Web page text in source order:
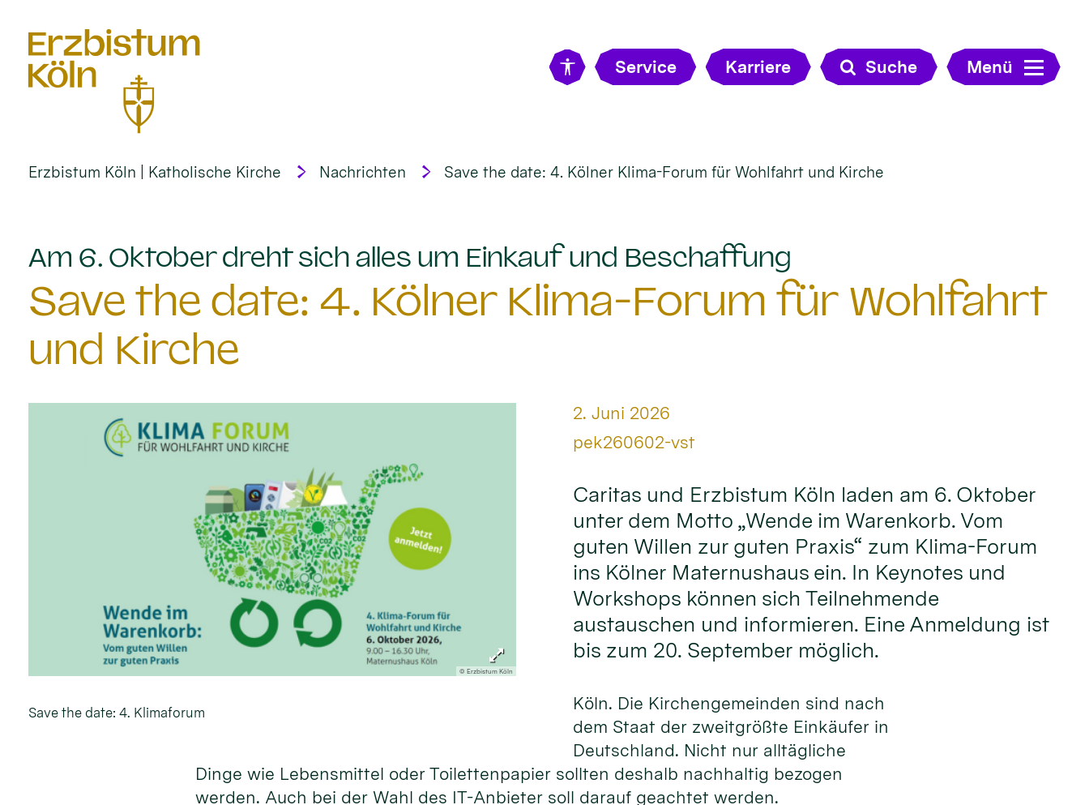
Service Karriere Suche Menü
Erzbistum Köln | Katholische Kirche Nachrichten Save the date: 4. Kölner Klima-Forum für Wohlfahrt und Kirche
Am 6. Oktober dreht sich alles um Einkauf und Beschaffung
Save the date: 4. Kölner Klima-Forum für Wohlfahrt
und Kirche
© Erzbistum Köln
Save the date: 4. Klimaforum
Datum:
2. Juni 2026
Von:
pek260602-vst
Caritas und Erzbistum Köln laden am 6. Oktober
unter dem Motto „Wende im Warenkorb. Vom
guten Willen zur guten Praxis“ zum Klima-Forum
ins Kölner Maternushaus ein. In Keynotes und
Workshops können sich Teilnehmende
austauschen und informieren. Eine Anmeldung ist
bis zum 20. September möglich.
Köln. Die Kirchengemeinden sind nach
dem Staat der zweitgrößte Einkäufer in
Deutschland. Nicht nur alltägliche
Dinge wie Lebensmittel oder Toilettenpapier sollten deshalb nachhaltig bezogen
werden. Auch bei der Wahl des IT-Anbieter soll darauf geachtet werden.